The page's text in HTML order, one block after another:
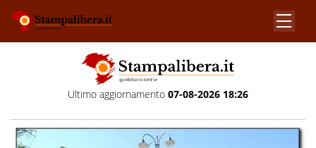
Ultimo aggiornamento 07-08-2026 18:26